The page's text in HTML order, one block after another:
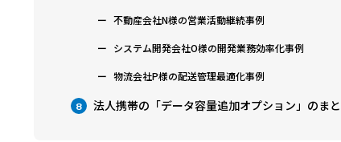
不動産会社N様の営業活動継続事例
システム開発会社O様の開発業務効率化事例
物流会社P様の配送管理最適化事例
8 法人携帯の「データ容量追加オプション」のま